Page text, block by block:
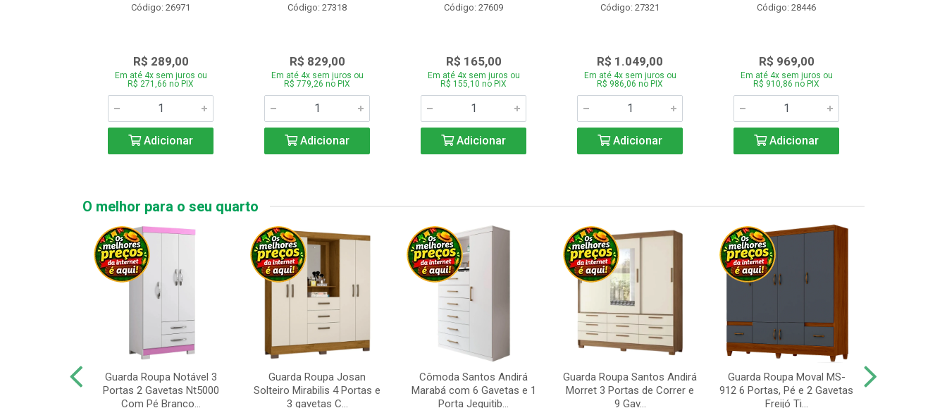
Código: 26971
R$ 289,00
Em até 4x sem juros ou
R$ 271,66 no PIX
Adicionar
Código: 27318
R$ 829,00
Em até 4x sem juros ou
R$ 779,26 no PIX
Adicionar
Código: 27609
R$ 165,00
Em até 4x sem juros ou
R$ 155,10 no PIX
Adicionar
Código: 27321
R$ 1.049,00
Em até 4x sem juros ou
R$ 986,06 no PIX
Adicionar
Código: 28446
R$ 969,00
Em até 4x sem juros ou
R$ 910,86 no PIX
Adicionar
O melhor para o seu quarto
Guarda Roupa Notável 3
Portas 2 Gavetas Nt5000
Com Pé Branco...
Guarda Roupa Josan
Solteiro Mirabilis 4 Portas e
3 gavetas C...
Cômoda Santos Andirá
Marabá com 6 Gavetas e 1
Porta Jequitib...
Guarda Roupa Santos Andirá
Morret 3 Portas de Correr e
9 Gav...
Guarda Roupa Moval MS-
912 6 Portas, Pé e 2 Gavetas
Freijó Ti...